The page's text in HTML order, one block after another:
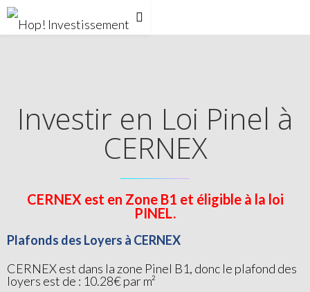
Investir en Loi Pinel à
CERNEX
CERNEX est en Zone B1 et éligible à la loi
PINEL.
Plafonds des Loyers à CERNEX
CERNEX est dans la zone Pinel B1, donc le plafond des
loyers est de : 10.28€ par m²